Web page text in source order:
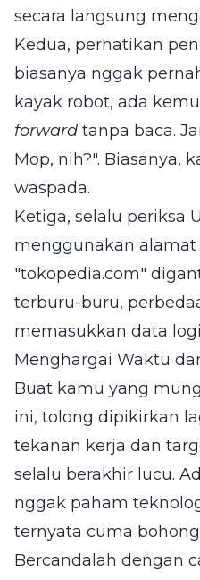
secara langsung
Kedua, perhatikan
biasanya nggak
kayak robot, ada
forward tanpa baca.
Mop, nih?". Biasanya,
waspada.
Ketiga, selalu periksa
menggunakan alamat
"tokopedia.com"
terburu-buru,
memasukkan data
Menghargai Waktu
Buat kamu yang
ini, tolong dipikirkan
tekanan kerja dan
selalu berakhir lucu.
nggak paham
ternyata cuma
Bercandalah dengan